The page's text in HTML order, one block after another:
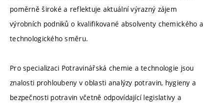
poměrně široké a reflektuje aktuální výrazný zájem
výrobních podniků o kvalifikované absolventy chemického a
technologického směru.
Pro specializaci Potravinářská chemie a technologie jsou
znalosti prohloubeny v oblasti analýzy potravin, hygieny a
bezpečnosti potravin včetně odpovídající legislativy a